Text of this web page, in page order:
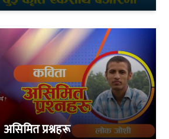
असिमित प्रश्नहरू